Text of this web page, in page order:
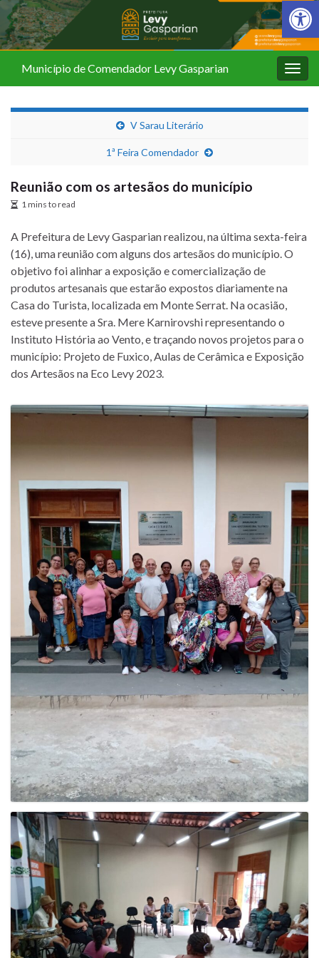
Barra de
Município de Comendador Levy Gasparian
V Sarau Literário
1ª Feira Comendador
Reunião com os artesãos do município
1 mins to read
A Prefeitura de Levy Gasparian realizou, na última sexta-feira
(16), uma reunião com alguns dos artesãos do município. O
objetivo foi alinhar a exposição e comercialização de
produtos artesanais que estarão expostos diariamente na
Casa do Turista, localizada em Monte Serrat. Na ocasião,
esteve presente a Sra. Mere Karnirovshi representando o
Instituto História ao Vento, e traçando novos projetos para o
município: Projeto de Fuxico, Aulas de Cerâmica e Exposição
dos Artesãos na Eco Levy 2023.